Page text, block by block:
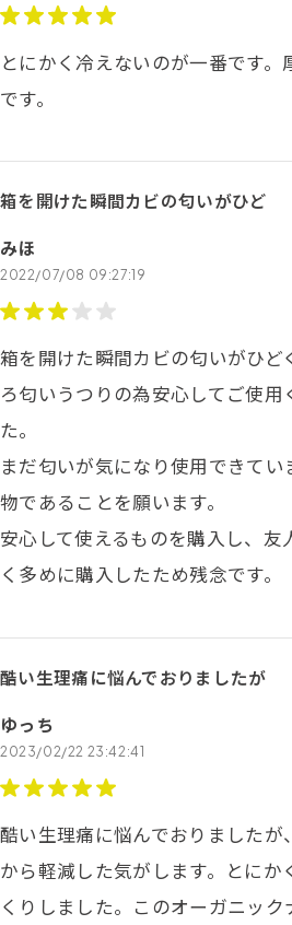
とにかく冷えないのが一番です
です。
箱を開けた瞬間カビの匂いがひど
みほ
2022/07/08 09:27:19
箱を開けた瞬間カビの匂いがひど
ろ匂いうつりの為安心してご使用
た。
まだ匂いが気になり使用できてい
物であることを願います。
安心して使えるものを購入し、友
く多めに購入したため残念です。
酷い生理痛に悩んでおりましたが
ゆっち
2023/02/22 23:42:41
酷い生理痛に悩んでおりましたが
から軽減した気がします。とにか
くりしました。このオーガニック